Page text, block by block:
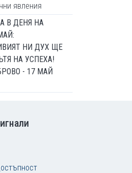
явления
В ДЕНЯ НА
НИ ДУХ ЩЕ
НА УСПЕХА!
- 17 МАЙ